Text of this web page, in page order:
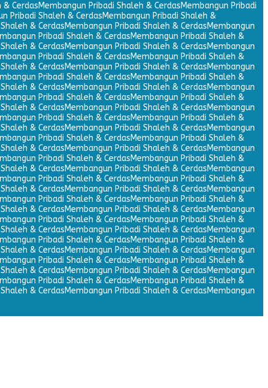
& CerdasMembangun Pribadi Shaleh & CerdasMembangun Pribadi
Pribadi Shaleh & CerdasMembangun Pribadi Shaleh &
& CerdasMembangun Pribadi Shaleh & CerdasMembangun
Pribadi Shaleh & CerdasMembangun Pribadi Shaleh &
& CerdasMembangun Pribadi Shaleh & CerdasMembangun
Pribadi Shaleh & CerdasMembangun Pribadi Shaleh &
& CerdasMembangun Pribadi Shaleh & CerdasMembangun
Pribadi Shaleh & CerdasMembangun Pribadi Shaleh &
& CerdasMembangun Pribadi Shaleh & CerdasMembangun
Pribadi Shaleh & CerdasMembangun Pribadi Shaleh &
& CerdasMembangun Pribadi Shaleh & CerdasMembangun
Pribadi Shaleh & CerdasMembangun Pribadi Shaleh &
& CerdasMembangun Pribadi Shaleh & CerdasMembangun
Pribadi Shaleh & CerdasMembangun Pribadi Shaleh &
& CerdasMembangun Pribadi Shaleh & CerdasMembangun
Pribadi Shaleh & CerdasMembangun Pribadi Shaleh &
& CerdasMembangun Pribadi Shaleh & CerdasMembangun
Pribadi Shaleh & CerdasMembangun Pribadi Shaleh &
& CerdasMembangun Pribadi Shaleh & CerdasMembangun
Pribadi Shaleh & CerdasMembangun Pribadi Shaleh &
& CerdasMembangun Pribadi Shaleh & CerdasMembangun
Pribadi Shaleh & CerdasMembangun Pribadi Shaleh &
& CerdasMembangun Pribadi Shaleh & CerdasMembangun
Pribadi Shaleh & CerdasMembangun Pribadi Shaleh &
& CerdasMembangun Pribadi Shaleh & CerdasMembangun
Pribadi Shaleh & CerdasMembangun Pribadi Shaleh &
& CerdasMembangun Pribadi Shaleh & CerdasMembangun
Pribadi Shaleh & CerdasMembangun Pribadi Shaleh &
& CerdasMembangun Pribadi Shaleh & CerdasMembangun